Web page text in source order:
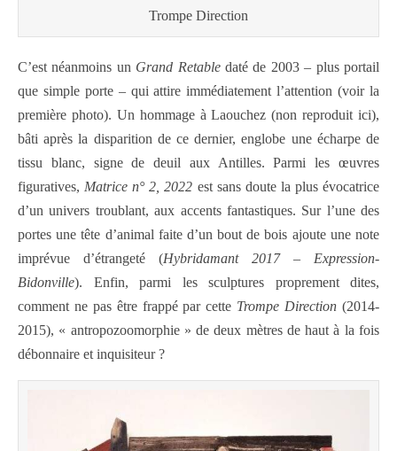
Trompe Direction
C’est néanmoins un Grand Retabledaté de 2003 – plus portail
que simple porte – qui attire immédiatement l’attention (voir la
première photo). Un hommage à Laouchez (non reproduit ici),
bâti après la disparition de ce dernier, englobe une écharpe de
tissu blanc, signe de deuil aux Antilles. Parmi les œuvres
figuratives,Matrice n° 2,2022 est sans doute la plus évocatrice
d’un univers troublant, aux accents fantastiques. Sur l’une des
portes une tête d’animal faite d’un bout de bois ajoute une note
imprévue d’étrangeté (Hybridamant 2017 – Expression-
Bidonville). Enfin, parmi les sculptures proprement dites,
comment ne pas être frappé par cette Trompe Direction (2014-
2015), « antropozoomorphie » de deux mètres de haut à la fois
débonnaire et inquisiteur ?